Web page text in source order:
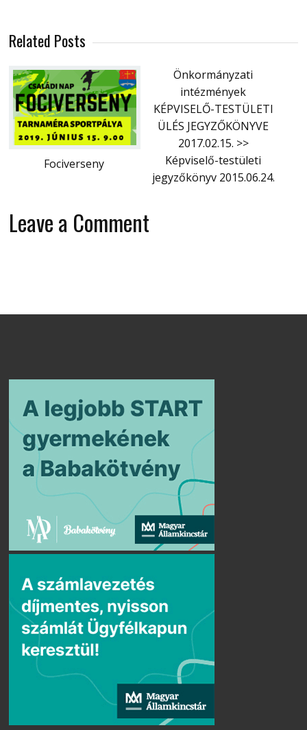
Related Posts
Fociverseny
Önkormányzati
intézmények
KÉPVISELŐ-TESTÜLETI
ÜLÉS JEGYZŐKÖNYVE
2017.02.15. >>
Képviselő-testületi
jegyzőkönyv 2015.06.24.
Leave a Comment